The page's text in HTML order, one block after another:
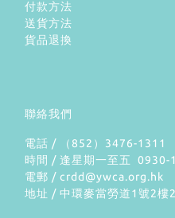
付款方法
送貨方法
貨品退換
聯絡我們
電話 / （852）3476-1311
時間 / 逢星期一至五 0930-
電郵 / crdd@ywca.org.hk
地址 / 中環麥當勞道1號2樓